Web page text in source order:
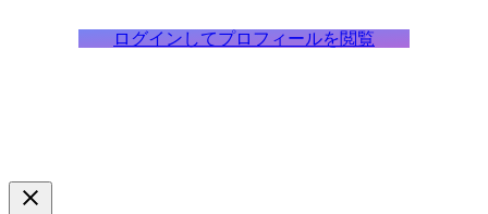
ログインしてプロフィールを閲覧